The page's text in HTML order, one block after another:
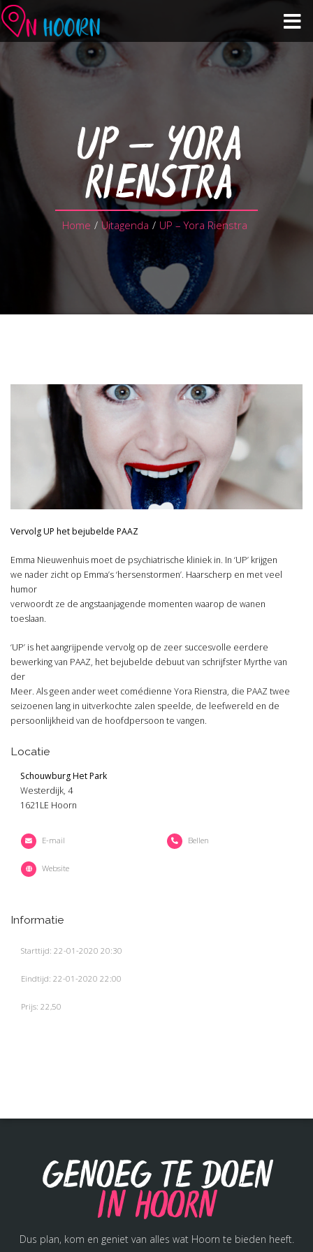
Winkelen & Horeca
Over Hoorn
Plan je bezoek
UP – YORA
RIENSTRA
Home / Uitagenda / UP – Yora Rienstra
Vervolg UP het bejubelde PAAZ
Emma Nieuwenhuis moet de psychiatrische kliniek in. In ‘UP’ krijgen
we nader zicht op Emma’s ‘hersenstormen’. Haarscherp en met veel
humor
verwoordt ze de angstaanjagende momenten waarop de wanen
toeslaan.
‘UP’ is het aangrijpende vervolg op de zeer succesvolle eerdere
bewerking van PAAZ, het bejubelde debuut van schrijfster Myrthe van
der
Meer. Als geen ander weet comédienne Yora Rienstra, die PAAZ twee
seizoenen lang in uitverkochte zalen speelde, de leefwereld en de
persoonlijkheid van de hoofdpersoon te vangen.
Locatie
Schouwburg Het Park
Westerdijk, 4
1621LE Hoorn
E-mail Bellen
Website
Informatie
Starttijd: 22-01-2020 20:30
Eindtijd: 22-01-2020 22:00
Prijs: 22,50
Genoeg te doen
in Hoorn
Dus plan, kom en geniet van alles wat Hoorn te bieden heeft.